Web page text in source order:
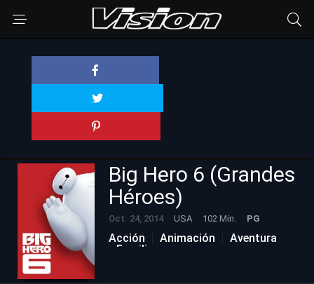
Big Hero 6 (Grandes
Héroes)
Oct. 24, 2014 USA 102 Min. PG
Acción Animación
Aventura
Familiar